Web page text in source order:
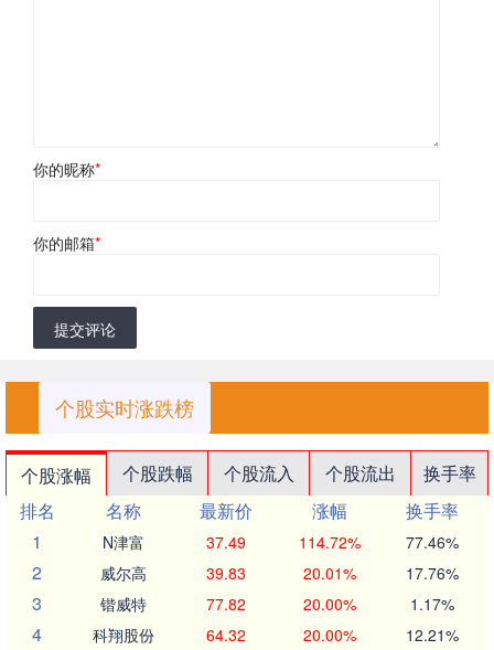
你的昵称*
你的邮箱*
提交评论
个股实时涨跌榜
个股涨幅 个股跌幅 个股流入 个股流出
换手率
排名
名称 最新价 涨幅
换手率
1
N津富 37.49 114.72% 77.46%
2 威尔高 39.83 20.01% 17.76%
3 锴威特 77.82 20.00% 1.17%
4 科翔股份 64.32 20.00% 12.21%